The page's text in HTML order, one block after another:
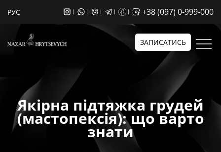
РУС +38 (097) 0-999-000
ЗАПИСАТИСЬ
Якірна підтяжка грудей
(мастопексія): що варто
знати